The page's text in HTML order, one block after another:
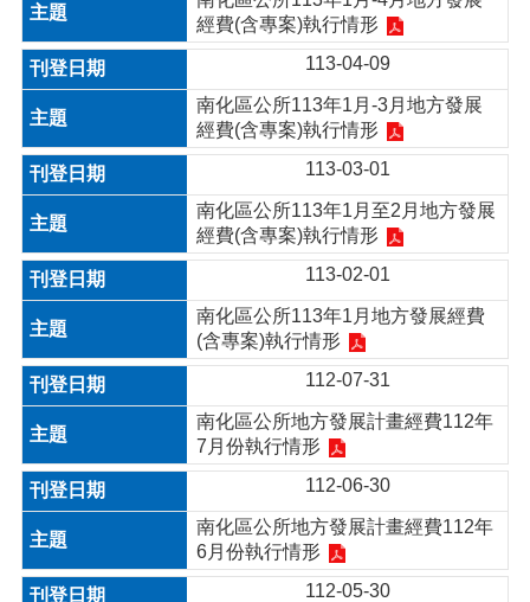
經費(含專案)執行情形
113-04-09
南化區公所113年1月-3月地方發展
經費(含專案)執行情形
113-03-01
南化區公所113年1月至2月地方發展
經費(含專案)執行情形
113-02-01
南化區公所113年1月地方發展經費
(含專案)執行情形
112-07-31
南化區公所地方發展計畫經費112年
7月份執行情形
112-06-30
南化區公所地方發展計畫經費112年
6月份執行情形
112-05-30